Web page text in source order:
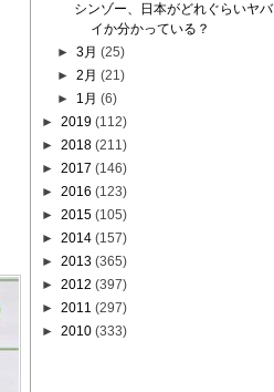
シンゾー、日本がどれぐらいヤバ
イか分かっている？
►3月 (25)
►2月 (21)
► 1月 (6)
► 2019 (112)
► 2018 (211)
► 2017 (146)
► 2016 (123)
► 2015 (105)
► 2014 (157)
► 2013 (365)
► 2012 (397)
► 2011 (297)
► 2010 (333)